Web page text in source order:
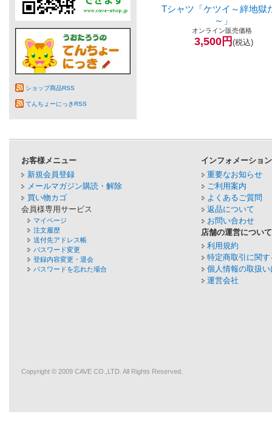
ショップ商品RSS
てんちょーにっきRSS
Tシャツ「ケツイ～絆地獄
～」
オンライン販売価格
3,500円 (税込)
お客様メニュー
新規会員登録
メールマガジン購読・解除
買い物カゴ
会員様専用サービス
マイページ
注文履歴
送付先アドレス帳
パスワード変更
登録内容変更・退会
パスワードを忘れた場合
インフォメーション
重要なお知らせ
ご利用案内
よくあるご質問
返品について
お問い合わせ
店舗の運営について
利用規約
特定商取引に関
個人情報の取扱
運営会社
Copyright © 2009 CAVE CO.,LTD. All Rights Reserved.